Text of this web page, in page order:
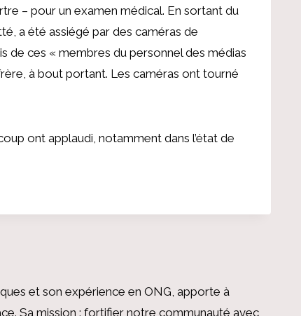
– pour un examen médical. En sortant du
a été assiégé par des caméras de
de ces « membres du personnel des médias
à bout portant. Les caméras ont tourné
ont applaudi, notamment dans l’état de
et son expérience en ONG, apporte à
Sa mission : fortifier notre communauté avec